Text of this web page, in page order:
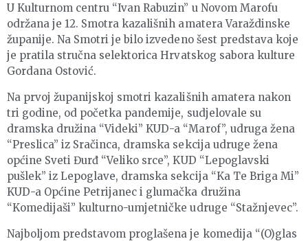
U Kulturnom centru “Ivan Rabuzin” u Novom Marofu
održana je 12. Smotra kazališnih amatera Varaždinske
županije. Na Smotri je bilo izvedeno šest predstava koje
je pratila stručna selektorica Hrvatskog sabora kulture
Gordana Ostović.
Na prvoj županijskoj smotri kazališnih amatera nakon
tri godine, od početka pandemije, sudjelovale su
dramska družina “Videki” KUD-a “Marof”, udruga žena
“Preslica” iz Sračinca, dramska sekcija udruge žena
općine Sveti Đurđ “Veliko srce”, KUD “Lepoglavski
pušlek” iz Lepoglave, dramska sekcija “Ka Te Briga Mi”
KUD-a Općine Petrijanec i glumačka družina
“Komedijaši” kulturno-umjetničke udruge “Stažnjevec”.
Najboljom predstavom proglašena je komedija “(O)glas